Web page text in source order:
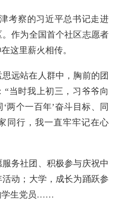
考察的习近平总书记走进
作为全国首个社区志愿者
这里薪火相传。
远站在人群中，胸前的团
当时我上初三，习爷爷向
两个一百年’奋斗目标、同
同行，我一直牢牢记在心
务社团、积极参与庆祝中
动；大学，成长为踊跃参
学生党员……